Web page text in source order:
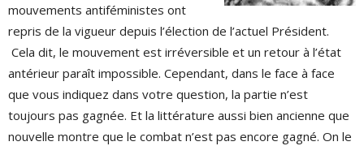
mouvements antiféministes ont
repris de la vigueur depuis l’élection de l’actuel Président.
Cela dit, le mouvement est irréversible et un retour à l’état
antérieur paraît impossible. Cependant, dans le face à face
que vous indiquez dans votre question, la partie n’est
toujours pas gagnée. Et la littérature aussi bien ancienne que
nouvelle montre que le combat n’est pas encore gagné. On le